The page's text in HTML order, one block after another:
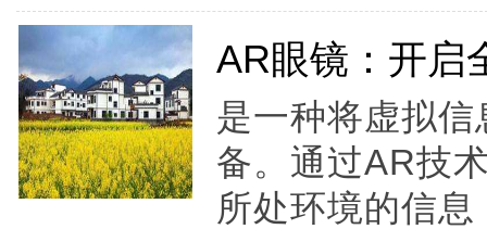
AR眼镜：开启
是一种将虚拟
备。通过AR技
所处环境的信